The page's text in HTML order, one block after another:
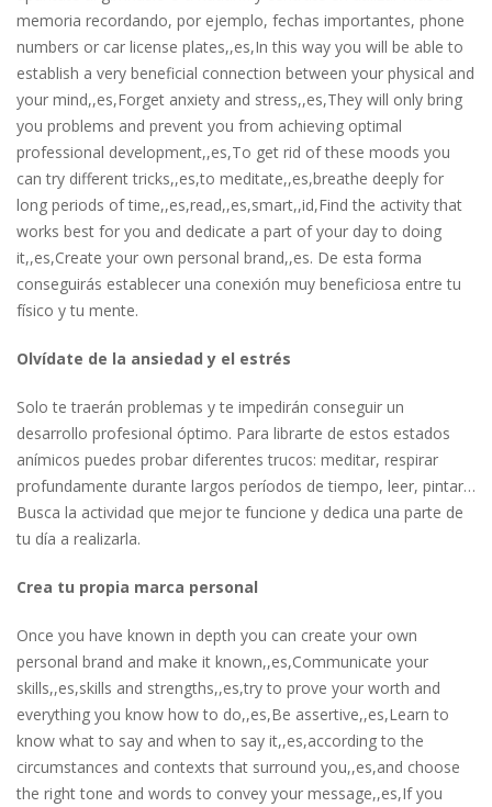
memoria recordando, por ejemplo, fechas importantes, phone
numbers or car license plates,,es,In this way you will be able to
establish a very beneficial connection between your physical and
your mind,,es,Forget anxiety and stress,,es,They will only bring
you problems and prevent you from achieving optimal
professional development,,es,To get rid of these moods you
can try different tricks,,es,to meditate,,es,breathe deeply for
long periods of time,,es,read,,es,smart,,id,Find the activity that
works best for you and dedicate a part of your day to doing
it,,es,Create your own personal brand,,es. De esta forma
conseguirás establecer una conexión muy beneficiosa entre tu
físico y tu mente.
Olvídate de la ansiedad y el estrés
Solo te traerán problemas y te impedirán conseguir un
desarrollo profesional óptimo. Para librarte de estos estados
anímicos puedes probar diferentes trucos: meditar, respirar
profundamente durante largos períodos de tiempo, leer, pintar…
Busca la actividad que mejor te funcione y dedica una parte de
tu día a realizarla.
Crea tu propia marca personal
Once you have known in depth you can create your own
personal brand and make it known,,es,Communicate your
skills,,es,skills and strengths,,es,try to prove your worth and
everything you know how to do,,es,Be assertive,,es,Learn to
know what to say and when to say it,,es,according to the
circumstances and contexts that surround you,,es,and choose
the right tone and words to convey your message,,es,If you